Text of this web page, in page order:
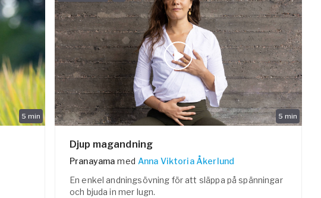
5 min 5 min
Djup magandning
Pranayama med Anna Viktoria Åkerlund
En enkel andningsövning för att släppa på spänningar
och bjuda in mer lugn.